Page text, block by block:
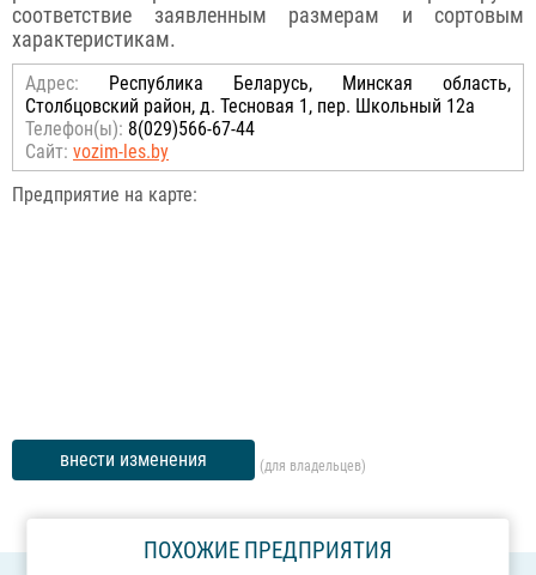
соответствие заявленным размерам и сортовым
характеристикам.
Адрес: Республика Беларусь, Минская область,
Столбцовский район, д. Тесновая 1, пер. Школьный 12а
Телефон(ы): 8(029)566-67-44
Сайт: vozim-les.by
Предприятие на карте:
внести изменения (для владельцев)
ПОХОЖИЕ ПРЕДПРИЯТИЯ